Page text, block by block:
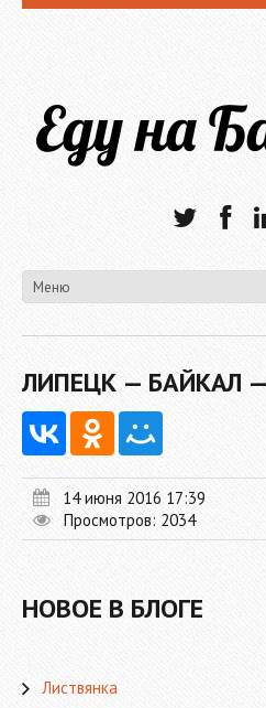
ЛИПЕЦК — БАЙКАЛ
14 июня 2016 17:39
Просмотров: 2034
НОВОЕ В БЛОГЕ
Листвянка